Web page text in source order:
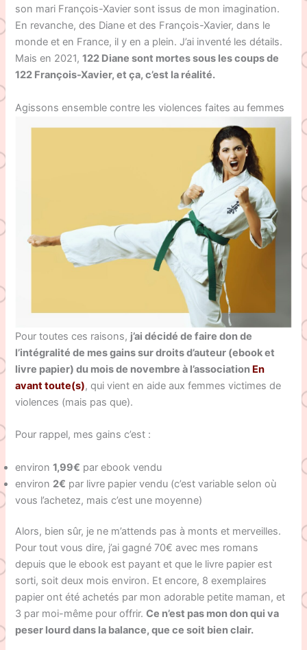
son mari François-Xavier sont issus de mon imagination.
En revanche, des Diane et des François-Xavier, dans le
monde et en France, il y en a plein. J’ai inventé les détails.
Mais en 2021,122 Diane sont mortes sous les coups de
122 François-Xavier, et ça, c’est la réalité.
Agissons ensemble contre les violences faites au femmes
Pour toutes ces raisons, j’ai décidé de faire don de
l’intégralité de mes gains sur droits d’auteur (ebook et
livre papier) du mois de novembre à l’association En
avant toute(s), qui vient en aide aux femmes victimes de
violences (mais pas que).
Pour rappel, mes gains c’est :
environ1,99€ par ebook vendu
environ 2€ par livre papier vendu (c’est variable selon où
vous l’achetez, mais c’est une moyenne)
Alors, bien sûr, je ne m’attends pas à monts et merveilles.
Pour tout vous dire, j’ai gagné 70€ avec mes romans
depuis que le ebook est payant et que le livre papier est
sorti, soit deux mois environ. Et encore, 8 exemplaires
papier ont été achetés par mon adorable petite maman, et
3 par moi-même pour offrir.Ce n’est pas mon don qui va
peser lourd dans la balance, que ce soit bien clair.